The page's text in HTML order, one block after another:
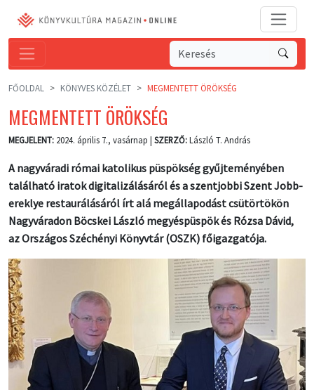
FŐOLDAL KÖNYVES KÖZÉLET MEGMENTETT ÖRÖKSÉG
MEGMENTETT ÖRÖKSÉG
MEGJELENT: 2024. április 7., vasárnap | SZERZŐ:László T. András
A nagyváradi római katolikus püspökség gyűjteményében
található iratok digitalizálásáról és a szentjobbi Szent Jobb-
ereklye restaurálásáról írt alá megállapodást csütörtökön
Nagyváradon Böcskei László megyéspüspök és Rózsa Dávid,
az Országos Széchényi Könyvtár (OSZK) főigazgatója.